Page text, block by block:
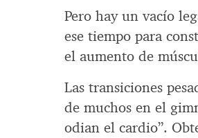
Pero hay un vacío
ese tiempo para
el aumento de
Las transiciones
de muchos en el
odian el cardio”.